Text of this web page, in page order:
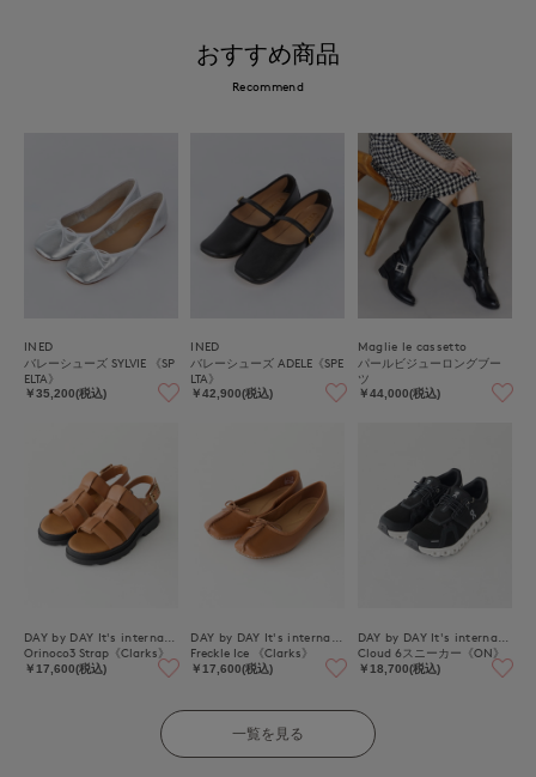
おすすめ商品
Recommend
INED
バレーシューズ SYLVIE 《SP
ELTA》
￥35,200(税込)
INED
バレーシューズ ADELE《SPE
LTA》
￥42,900(税込)
Maglie le cassetto
パールビジューロングブー
ツ
￥44,000(税込)
Orinoco3 Strap《Clarks》
￥17,600(税込)
Freckle Ice 《Clarks》
￥17,600(税込)
Cloud 6スニーカー《ON》
￥18,700(税込)
一覧を見る